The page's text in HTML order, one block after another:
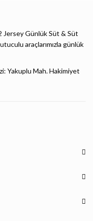
Jersey Günlük Süt & Süt
araçlarımızla günlük
Yakuplu Mah. Hakimiyet